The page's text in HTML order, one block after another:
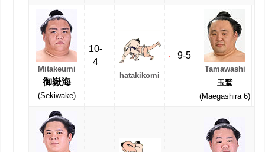
Mitakeumi
御嶽海
(Sekiwake)
10-
4
hatakikomi
9-5
Tamawashi
玉鷲
(Maegashira 6)